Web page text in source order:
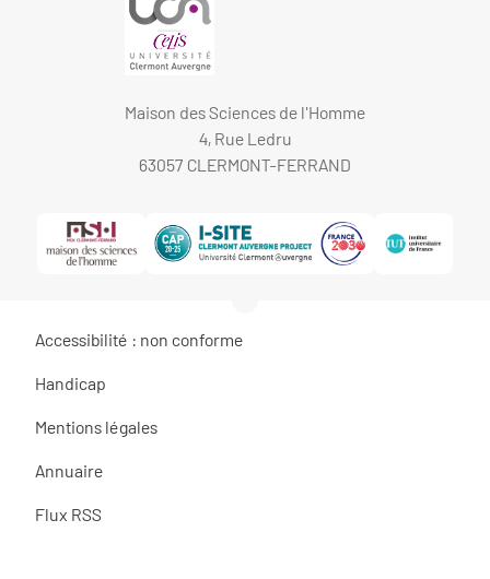
Maison des Sciences de l'Homme
4, Rue Ledru
63057 CLERMONT-FERRAND
Accessibilité : non conforme
Handicap
Mentions légales
Annuaire
Flux RSS